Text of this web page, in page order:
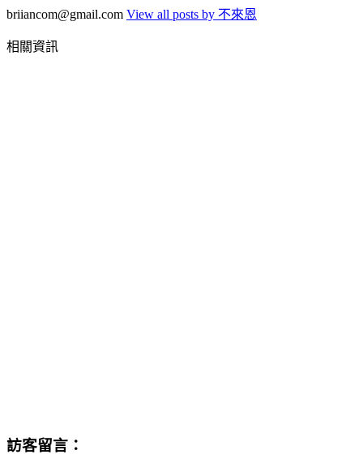
briiancom@gmail.com View all posts by 不來恩
相關資訊
訪客留言：